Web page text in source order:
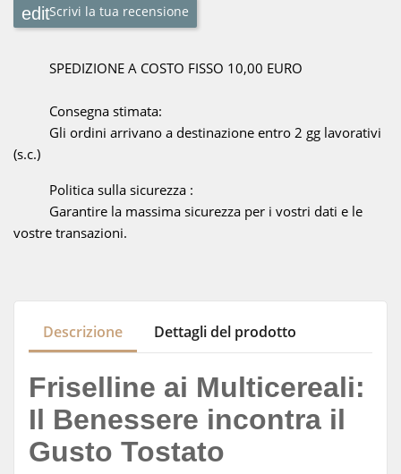
Scrivi la tua recensione
SPEDIZIONE A COSTO FISSO 10,00 EURO
Consegna stimata:
Gli ordini arrivano a destinazione entro 2 gg lavorativi
(s.c.)
Politica sulla sicurezza :
Garantire la massima sicurezza per i vostri dati e le
vostre transazioni.
Descrizione Dettagli del prodotto
Friselline ai Multicereali:
Il Benessere incontra il
Gusto Tostato